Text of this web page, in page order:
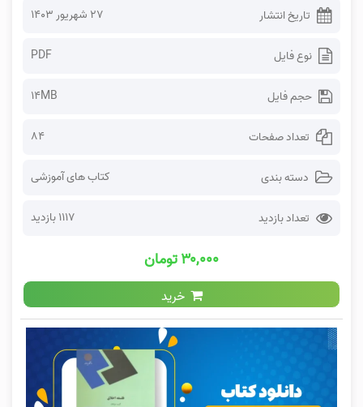
تاریخ انتشار ۲۷ شهریور ۱۴۰۳
نوع فایل PDF
حجم فایل 14MB
تعداد صفحات 84
دسته بندی کتاب های آموزشی
تعداد بازدید 1117 بازدید
۳۰,۰۰۰ تومان
خرید